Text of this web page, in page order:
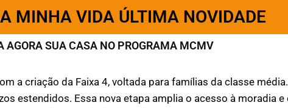
MINHA VIDA ÚLTIMA NOVIDADE
AGORA SUA CASA NO PROGRAMA MCMV
a criação da Faixa 4, voltada para famílias da classe
estendidos. Essa nova etapa amplia o acesso à moradia